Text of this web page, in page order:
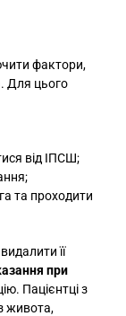
фактори,
Для цього
від ІПСШ;
та проходити
її
при
Пацієнтці з
живота,